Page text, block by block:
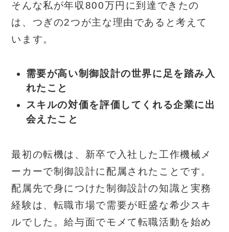
そんな私が年収800万円に到達できたの
は、つぎの2つが主な理由であると考えて
います。
需要が高い制御設計の世界に足を踏み入
れたこと
スキルの対価を評価してくれる企業に出
会えたこと
最初の転機は、新卒で入社した工作機械メ
ーカーで制御設計に配属されたことです。
配属先で身につけた制御設計の知識と実務
経験は、転職市場で需要が旺盛な希少スキ
ルでした。給与面でモメて転職活動を始め